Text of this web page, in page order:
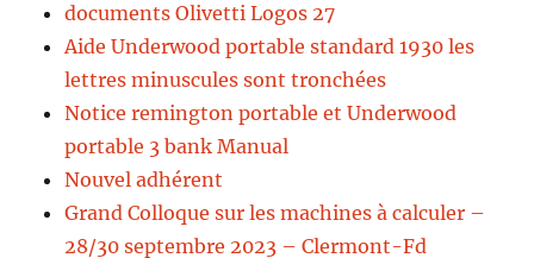
documents Olivetti Logos 27
Aide Underwood portable standard 1930 les
lettres minuscules sont tronchées
Notice remington portable et Underwood
portable 3 bank Manual
Nouvel adhérent
Grand Colloque sur les machines à calculer –
28/30 septembre 2023 – Clermont-Fd